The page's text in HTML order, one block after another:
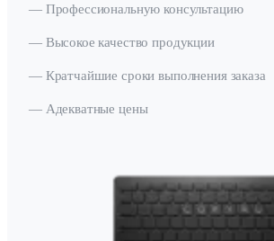
— Профессиональную консультацию
— Высокое качество продукции
— Кратчайшие сроки выполнения заказа
— Адекватные цены